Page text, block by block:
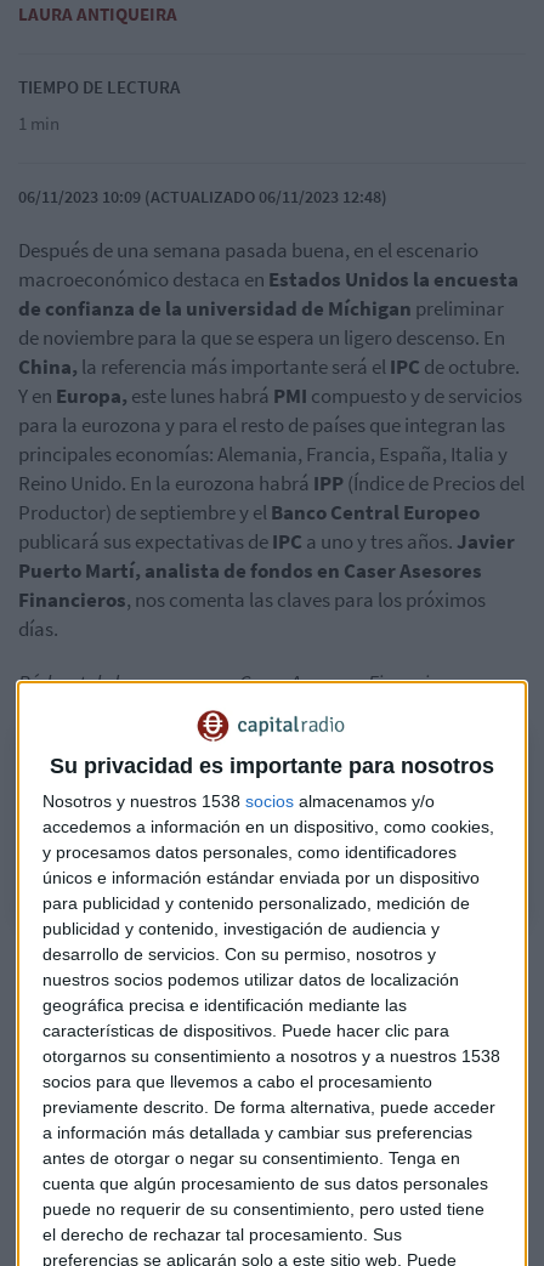
Su privacidad es importante para nosotros
Nosotros y nuestros 1538 socios almacenamos y/o
accedemos a información en un dispositivo, como cookies,
y procesamos datos personales, como identificadores
únicos e información estándar enviada por un dispositivo
para publicidad y contenido personalizado, medición de
publicidad y contenido, investigación de audiencia y
desarrollo de servicios. Con su permiso, nosotros y
nuestros socios podemos utilizar datos de localización
geográfica precisa e identificación mediante las
características de dispositivos. Puede hacer clic para
otorgarnos su consentimiento a nosotros y a nuestros 1538
socios para que llevemos a cabo el procesamiento
previamente descrito. De forma alternativa, puede acceder
a información más detallada y cambiar sus preferencias
antes de otorgar o negar su consentimiento. Tenga en
cuenta que algún procesamiento de sus datos personales
puede no requerir de su consentimiento, pero usted tiene
el derecho de rechazar tal procesamiento. Sus
preferencias se aplicarán solo a este sitio web. Puede
LAURA ANTIQUEIRA
TIEMPO DE LECTURA
1 min
06/11/2023 10:09 (ACTUALIZADO 06/11/2023 12:48)
Después de una semana pasada buena, en el escenario
macroeconómico destaca en Estados Unidos la encuesta
de confianza de la universidad de Míchigan preliminar
de noviembre para la que se espera un ligero descenso. En
China, la referencia más importante será elIPC de octubre.
Y en Europa, este lunes habrá PMI compuesto y de servicios
para la eurozona y para el resto de países que integran las
principales economías: Alemania, Francia, España, Italia y
Reino Unido. En la eurozona habrá IPP(Índice de Precios del
Productor) de septiembre y elBanco Central Europeo
publicará sus expectativas deIPC a uno y tres años. Javier
Puerto Martí, analista de fondos en Caser Asesores
Financieros, nos comenta las claves para los próximos
días.
Pódcast de la semana con Caser Asesores Financieros:
Las claves de la semana con Caser Asesores Financieros
Javier Puerto Martí, responsable de Inversiones de Caser Asesores
Financieros nos deja las citas macro más destacadas de esta semana y
un recuerdo de cómo fue la anterior.
Resultados empresariales
Esta semana continuará la presentación deresultados en
Estados Unidosaunque ya más de un 60% de compañías
los han publicado. “Allí sí que han funcionado muy bien”
asegura Martí. Un 8% más alto de lo que se esperaba de
beneficio neto por acción. Pero enEuropa “han
defraudado” con unas ventas un 2% más bajas de la
estimación y un 8% más bajas de la estimación en
beneficios.